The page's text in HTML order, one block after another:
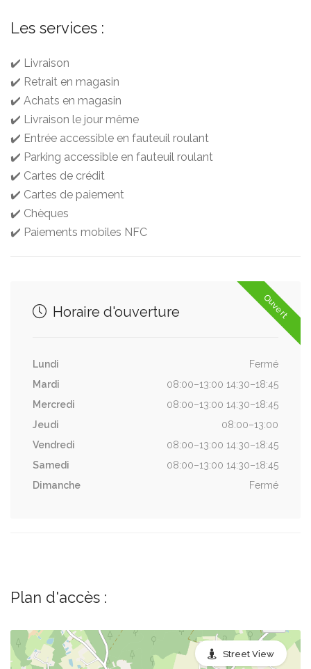
Les services :
✔️ Livraison
✔️ Retrait en magasin
✔️ Achats en magasin
✔️ Livraison le jour même
✔️ Entrée accessible en fauteuil roulant
✔️ Parking accessible en fauteuil roulant
✔️ Cartes de crédit
✔️ Cartes de paiement
✔️ Chèques
✔️ Paiements mobiles NFC
Ouvert
Horaire d'ouverture
Lundi
Fermé
Mardi
08:00–13:00 14:30–18:45
Mercredi
08:00–13:00 14:30–18:45
Jeudi
08:00–13:00
Vendredi
08:00–13:00 14:30–18:45
Samedi
08:00–13:00 14:30–18:45
Dimanche
Fermé
Plan d'accès :
Street View